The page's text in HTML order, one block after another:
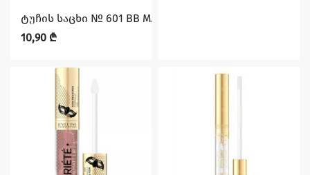
ტუჩის საცხი № 601 BB MAGIC GLOSS, 9 მლ EVELINE
10,90 ₾